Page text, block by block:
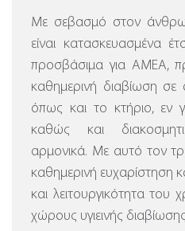
Με σεβασμό στον
είναι κατασκευασμένα
προσβάσιμα για ΑΜΕΑ,
καθημερινή διαβίωση σε
όπως και το κτήριο, εν
καθώς και
αρμονικά. Με αυτό τον
καθημερινή ευχαρίστηση
και λειτουργικότητα
χώρους υγιεινής